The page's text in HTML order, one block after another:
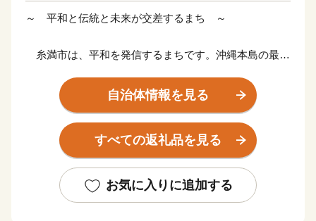
～ 平和と伝統と未来が交差するまち ～
糸満市は、平和を発信するまちです。沖縄本島の最南
の塔や平和祈念公園をはじめ、各都道府県の慰霊碑が多
数存在するなど平和の尊さと戦争の悲惨さを発信するま
ちで、修学旅行など平和学習の場となっています。
レーや糸満大綱引をはじめ、ウシデーク、棒術、エイサ
ーなどの伝統行事が各字に息づき、また全国でも珍しい
自治体情報を見る
すべての返礼品を見る
お気に入りに追加する